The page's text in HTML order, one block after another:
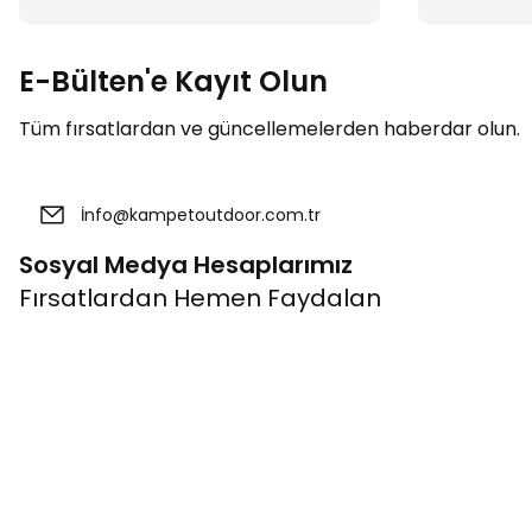
E-Bülten'e Kayıt Olun
Tüm fırsatlardan ve güncellemelerden haberdar olun.
Sosyal Medya Hesaplarımız
Fırsatlardan Hemen Faydalan